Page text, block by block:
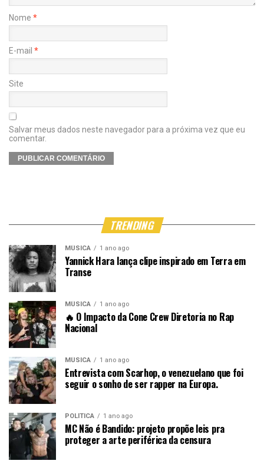
Nome *
E-mail *
Site
Salvar meus dados neste navegador para a próxima vez que eu
comentar.
TRENDING
MÚSICA 1 ano ago
Yannick Hara lança clipe inspirado em Terra em
Transe
MÚSICA 1 ano ago
🔥 O Impacto da Cone Crew Diretoria no Rap
Nacional
MÚSICA 1 ano ago
Entrevista com Scarhop, o venezuelano que foi
seguir o sonho de ser rapper na Europa.
POLÍTICA 1 ano ago
MC Não é Bandido: projeto propõe leis pra
proteger a arte periférica da censura